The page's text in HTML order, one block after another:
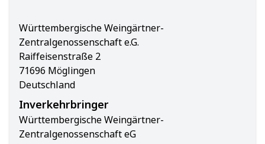
Württembergische Weingärtner-
Zentralgenossenschaft e.G.
Raiffeisenstraße 2
71696 Möglingen
Deutschland
Inverkehrbringer
Württembergische Weingärtner-
Zentralgenossenschaft eG